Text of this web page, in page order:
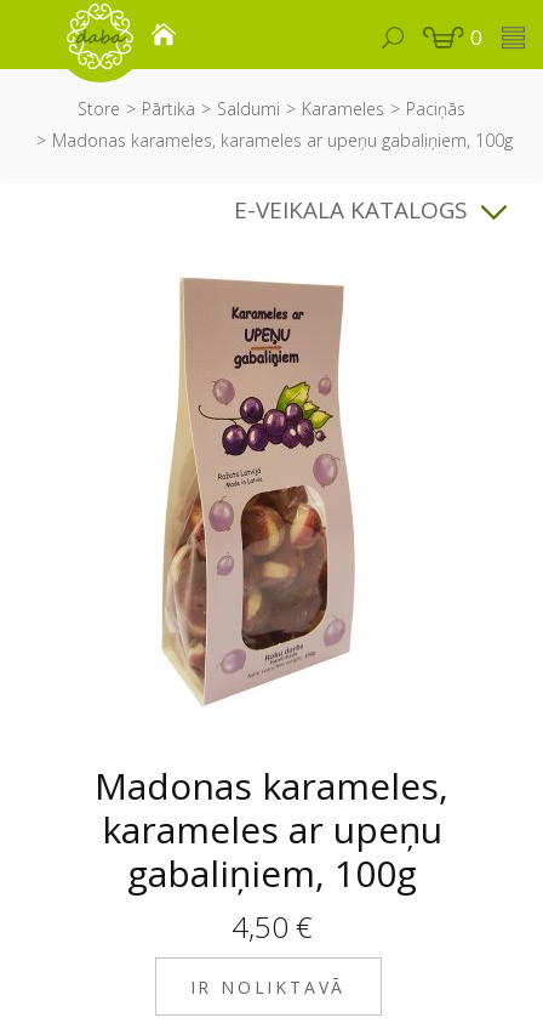
0
Store Pārtika Saldumi Karameles
Paciņās
Madonas karameles, karameles ar upeņu gabaliņiem, 100g
E-VEIKALA KATALOGS
Madonas karameles,
karameles ar upeņu
gabaliņiem, 100g
4,50 €
IR NOLIKTAVĀ